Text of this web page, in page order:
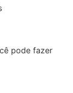
pode fazer